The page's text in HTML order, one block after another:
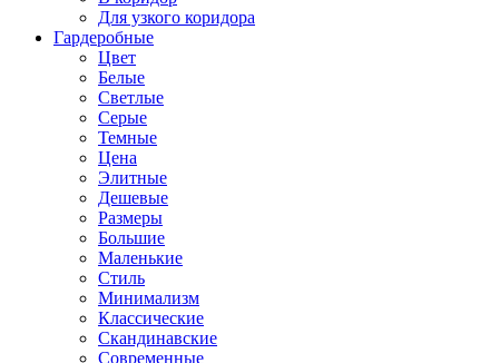
Для узкого коридора
Гардеробные
Цвет
Белые
Светлые
Серые
Темные
Цена
Элитные
Дешевые
Размеры
Большие
Маленькие
Стиль
Минимализм
Классические
Скандинавские
Современные